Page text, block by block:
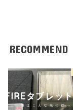
RECOMMEND